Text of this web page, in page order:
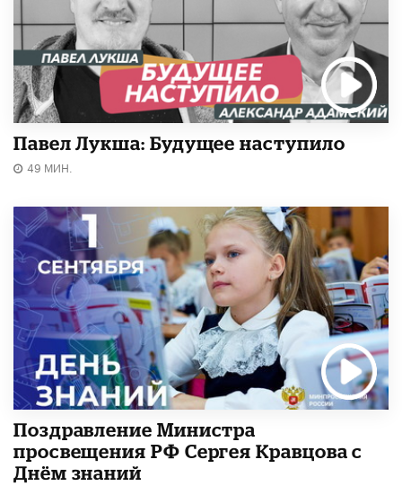
Павел Лукша: Будущее наступило
49 МИН.
Поздравление Министра
просвещения РФ Сергея Кравцова с
Днём знаний